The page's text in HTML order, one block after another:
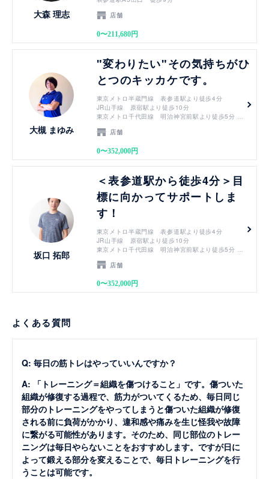
大森 理志
店舗
0〜211,680円
大槻 まゆみ
"変わりたい"その気持ちがひ
とつのキッカケです。
東京メトロ半蔵門線 表参道駅より徒歩4分
JR山手線 原宿駅より徒歩10分
東京メトロ千代田線 明治神宮前駅より徒歩5分
店舗
0〜352,000円
坂口 拓郎
＜表参道駅から徒歩4分＞目
標に向かってサポートしま
す！
東京メトロ半蔵門線 表参道駅より徒歩4分
JR山手線 原宿駅より徒歩10分
東京メトロ千代田線 明治神宮前駅より徒歩5分
店舗
0〜352,000円
よくある質問
Q: 毎日の筋トレはやっていいんですか？
A: 「トレーニング＝組織を傷つけること」です。傷ついた
組織が修復する過程で、筋力がついてくるため、毎日同じ
部分のトレーニングをやってしまうと傷ついた組織が修復
される前に負荷がかかり、違和感や痛みを生じ怪我や故障
に繋がる可能性があります。そのため、同じ部位のトレー
ニングは毎日やらないことをおすすめします。ですが日に
よって鍛える部分を変えることで、毎日トレーニングを行
うことは可能です。